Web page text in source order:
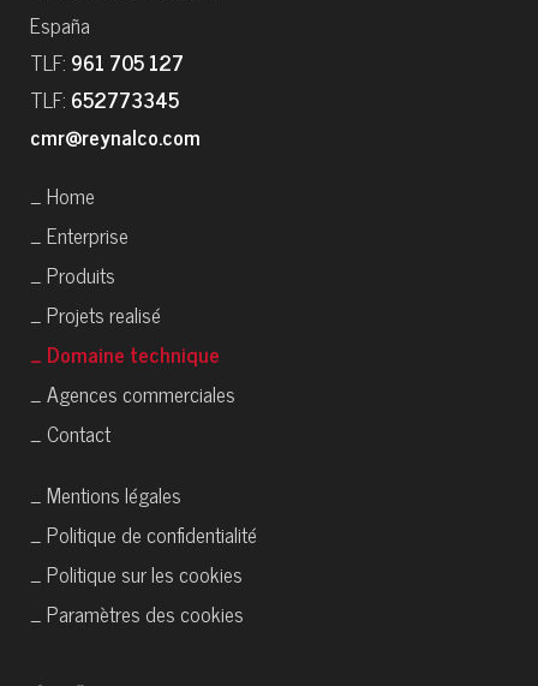
España
TLF: 961 705 127
TLF: 652773345
cmr@reynalco.com
_ Home
_ Enterprise
_ Produits
_ Projets realisé
_ Domaine technique
_ Agences commerciales
_ Contact
_ Mentions légales
_ Politique de confidentialité
_ Politique sur les cookies
_ Paramètres des cookies